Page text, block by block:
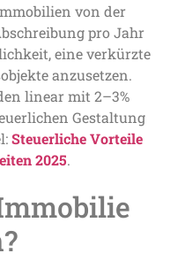
von der
pro Jahr
eine verkürzte
anzusetzen.
linear mit 2–3%
Gestaltung
Steuerliche Vorteile
2025.